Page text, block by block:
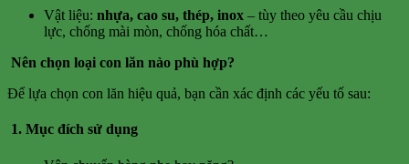
Vật liệu: nhựa, cao su, thép, inox – tùy theo yêu cầu chịu
lực, chống mài mòn, chống hóa chất…
Nên chọn loại con lăn nào phù hợp?
Để lựa chọn con lăn hiệu quả, bạn cần xác định các yếu tố sau:
1. Mục đích sử dụng